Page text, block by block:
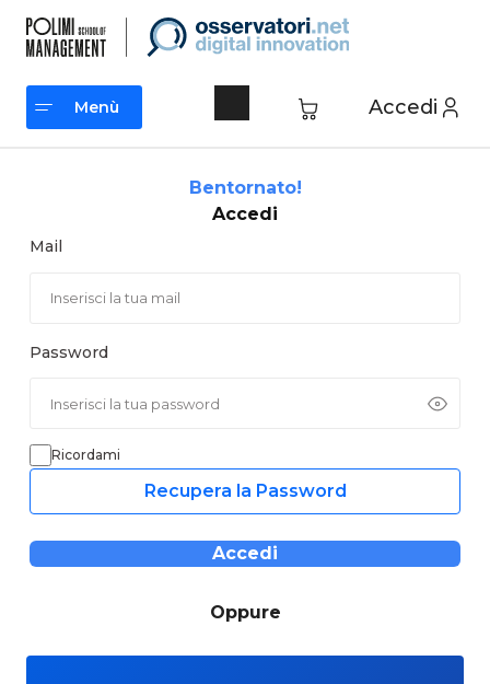
contenuto
Accedi
Menù
Bentornato!
Accedi
Mail
Password
Ricordami
Recupera la Password
Accedi
Oppure